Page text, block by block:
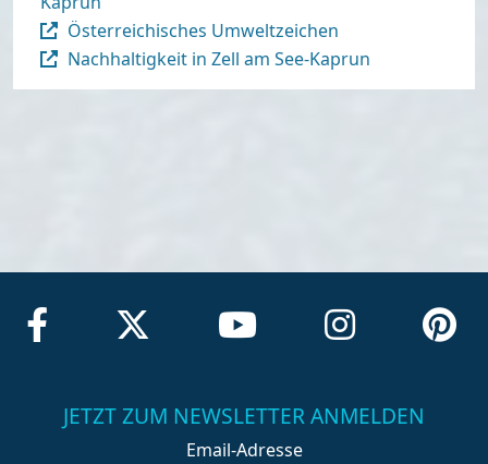
Österreichisches Umweltzeichen
Nachhaltigkeit in Zell am See-Kaprun
JETZT ZUM NEWSLETTER ANMELDEN
Email-Adresse